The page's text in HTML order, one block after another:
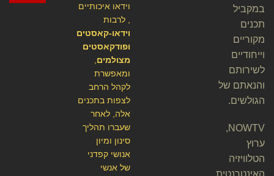
וידאו איכותיים
, לרבות
וידאו-קאסטים
ופודקאסטים
מצולמים
ומאפשרת
לקהל הרחב
לצפות בתכנים
אלה, לאחר
שעברו תהליך
סינון ומיון
אנושי קפדני
של אנשי
במקביל
תכנים
מקוריים
וייחודיים
לשירותם
והנאתם של
הגולשים.
NOWTV,
ערוץ
הטלוויזיה
האינטרנטית